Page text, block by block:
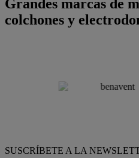
Grandes marcas de
colchones y
SUSCRÍBETE A LA